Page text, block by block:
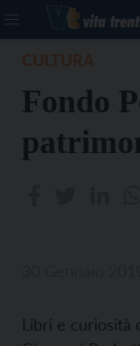
Fondo
Libri e curiosità